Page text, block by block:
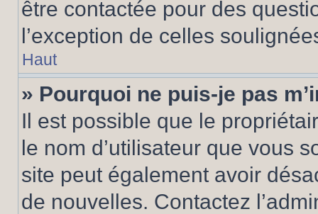
être contactée pour des
l’exception de celles
Haut
» Pourquoi ne puis-je pas
Il est possible que le
le nom d’utilisateur que vous
site peut également avoir
de nouvelles. Contactez